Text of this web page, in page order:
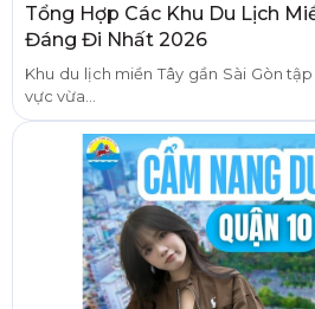
Tổng Hợp Các Khu Du Lịch
Đáng Đi Nhất 2026
Khu du lịch miền Tây gần Sài Gòn
vực vừa...